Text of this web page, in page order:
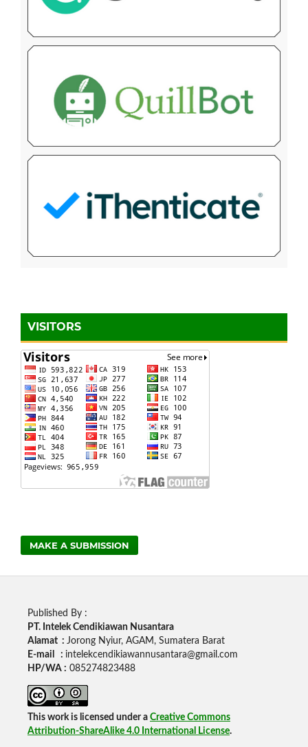
VISITORS
MAKE A SUBMISSION
Published By :
PT. Intelek Cendikiawan Nusantara
Alamat : Jorong Nyiur, AGAM, Sumatera Barat
E-mail : intelekcendikiawannusantara@gmail.com
HP/WA : 085274823488
This work is licensed under a Creative Commons
Attribution-ShareAlike 4.0 International License.